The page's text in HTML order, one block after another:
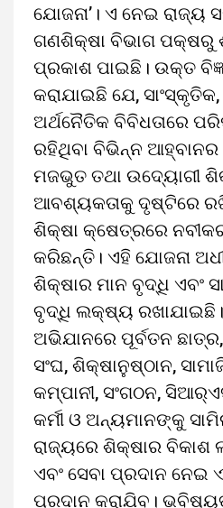
ଯୋଜନା’। ଏ ନେଇ
ଗଣଶିକ୍ଷା ବିଭାଗ ପକ୍ଷରୁ
ପ୍ରକାଶ ପାଇଛି। ଉକ୍ତ
କରାଯାଇଛି ଯେ,
ଅର୍ଥନୈତିକ ବିବିଧତାରେ
ରହିଥିବା ବିଭିନ୍ନ ଆହ୍ବାନର
ମଜଭୁତ ତଥା ଉଦ୍ୟୋଗୀ
ଆବଶ୍ୟକତାକୁ ଦୃଷ୍ଟିରେ
ଶିକ୍ଷା କ୍ଷେତ୍ରରେ
କରିଛନ୍ତି। ଏହି ଯୋଜନା
ଶିକ୍ଷାର ମାନ ବୃଦ୍ଧି ଏବଂ
ବୃଦ୍ଧି ଲକ୍ଷ୍ୟ
ଅଭିଯାନରେ ପୂର୍ବତନ
ସଂଘ, ଶିକ୍ଷାନୁଷ୍ଠାନ,
କମ୍ପାନୀ, ସଂଗଠନ,
କର୍ମୀ ଓ ଅନ୍ୟମାନଙ୍କୁ
ରାଜ୍ୟରେ ଶିକ୍ଷାର ବିକାଶ
ଏବଂ ସେବା ପ୍ରଦାନ
ପ୍ରଦାନ କରାଯିବ।